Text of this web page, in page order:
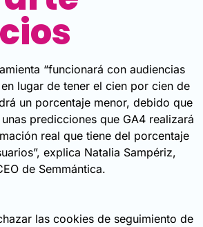
“funcionará con audiencias
lugar de tener el cien por cien de
un porcentaje menor, debido que
predicciones que GA4 realizará
real que tiene del porcentaje
explica Natalia Sampériz,
de Semmántica.
las cookies de seguimiento de